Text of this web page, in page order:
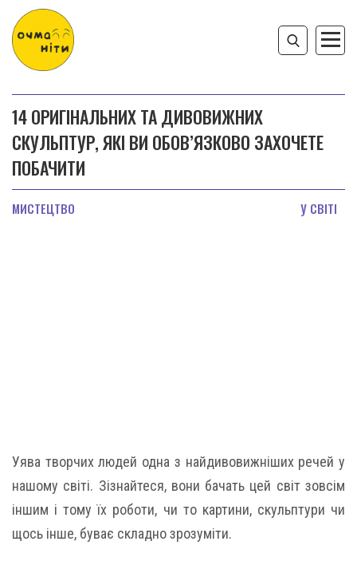
14 ОРИГІНАЛЬНИХ ТА ДИВОВИЖНИХ
СКУЛЬПТУР, ЯКІ ВИ ОБОВ’ЯЗКОВО ЗАХОЧЕТЕ
ПОБАЧИТИ
МИСТЕЦТВО У СВІТІ
Уява творчих людей одна з найдивовижніших речей у
нашому світі. Зізнайтеся, вони бачать цей світ зовсім
іншим і тому їх роботи, чи то картини, скульптури чи
щось інше, буває складно зрозуміти.